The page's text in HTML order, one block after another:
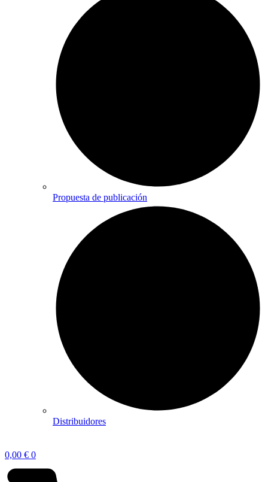
Propuesta de publicación
Distribuidores
0,00 € 0